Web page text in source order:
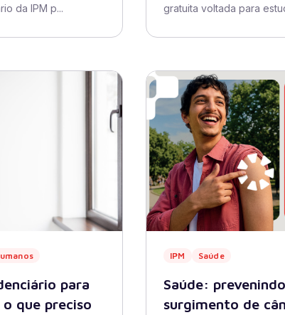
da IPM p...
gratuita voltada para
para
que preciso
IPM Saúde
Saúde:
surgimento de